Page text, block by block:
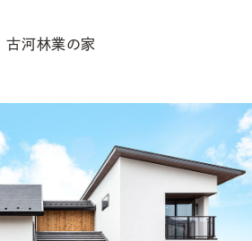
古河林業の家